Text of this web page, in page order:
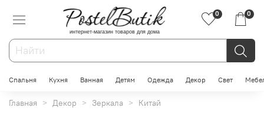
интернет-магазин товаров для дома
0 0
Спальня Кухня Ванная Детям Одежда Декор Свет
Главная Декор Зеркала Китай